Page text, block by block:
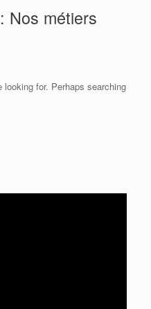
Nos métiers
looking for. Perhaps searching